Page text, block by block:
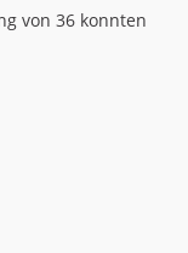
von 36 konnten